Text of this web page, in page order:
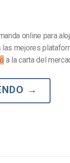
online para
las mejores
a la carta del
→